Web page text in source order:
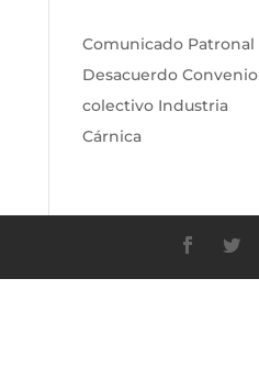
Comunicado Patronal
Desacuerdo Convenio
colectivo Industria
Cárnica